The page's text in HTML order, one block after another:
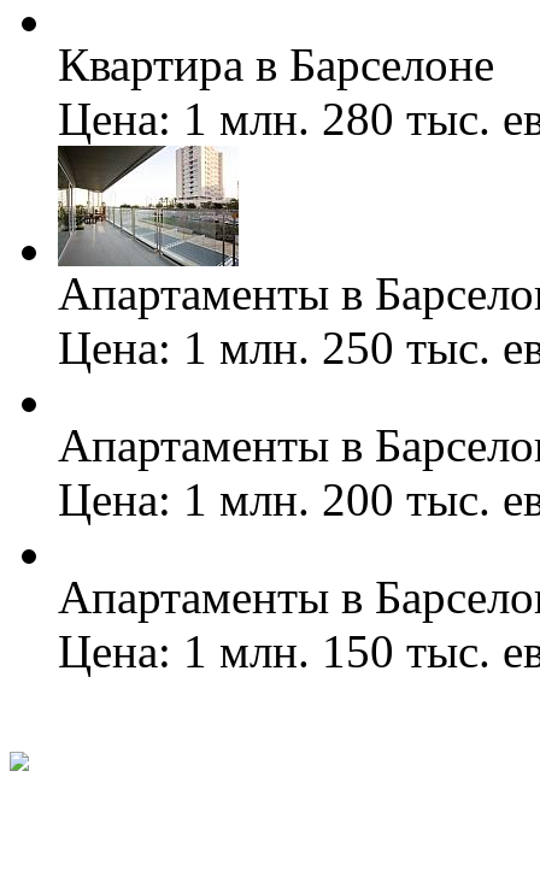
Квартира в Барселоне
Цена: 1 млн. 280 тыс.
Апартаменты в
Цена: 1 млн. 250 тыс.
Апартаменты в
Цена: 1 млн. 200 тыс.
Апартаменты в
Цена: 1 млн. 150 тыс.